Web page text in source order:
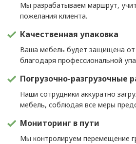
Мы разрабатываем маршрут,
пожелания клиента.
Качественная упаковка
Ваша мебель будет защищена
благодаря профессиональной
Погрузочно-разгрузочные
Наши сотрудники аккуратно
мебель, соблюдая все меры
Мониторинг в пути
Мы контролируем перемещение